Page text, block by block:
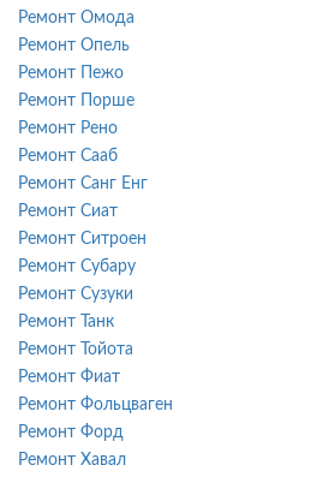
Ремонт Омода
Ремонт Опель
Ремонт Пежо
Ремонт Порше
Ремонт Рено
Ремонт Сааб
Ремонт Санг Енг
Ремонт Сиат
Ремонт Ситроен
Ремонт Субару
Ремонт Сузуки
Ремонт Танк
Ремонт Тойота
Ремонт Фиат
Ремонт Фольцваген
Ремонт Форд
Ремонт Хавал